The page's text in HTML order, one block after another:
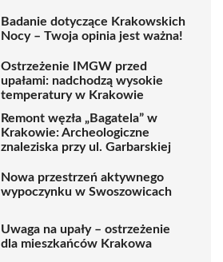
Badanie dotyczące Krakowskich
Nocy – Twoja opinia jest ważna!
Ostrzeżenie IMGW przed
upałami: nadchodzą wysokie
temperatury w Krakowie
Remont węzła „Bagatela” w
Krakowie: Archeologiczne
znaleziska przy ul. Garbarskiej
Nowa przestrzeń aktywnego
wypoczynku w Swoszowicach
Uwaga na upały – ostrzeżenie
dla mieszkańców Krakowa